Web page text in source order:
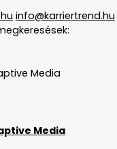
info@karriertrend.hu
Media
Media